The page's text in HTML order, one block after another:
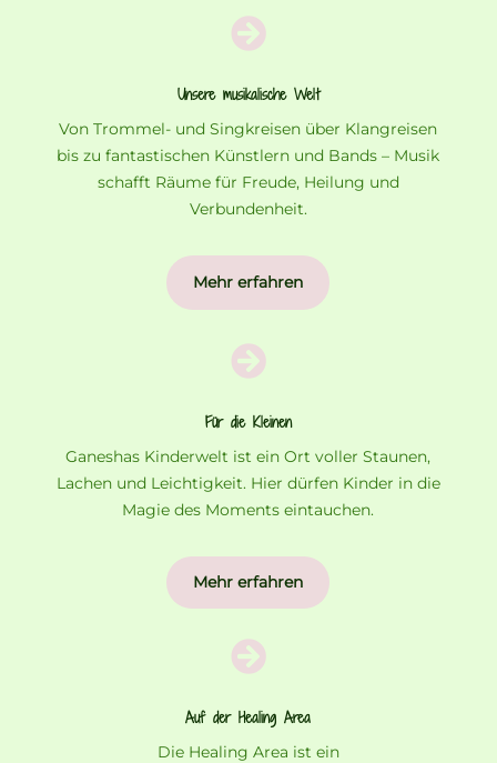

Unsere musikalische Welt
Von Trommel- und Singkreisen über Klangreisen
bis zu fantastischen Künstlern und Bands – Musik
schafft Räume für Freude, Heilung und
Verbundenheit.
Mehr erfahren

Für die Kleinen
Ganeshas Kinderwelt ist ein Ort voller Staunen,
Lachen und Leichtigkeit. Hier dürfen Kinder in die
Magie des Moments eintauchen.
Mehr erfahren

Auf der Healing Area
Die Healing Area ist ein